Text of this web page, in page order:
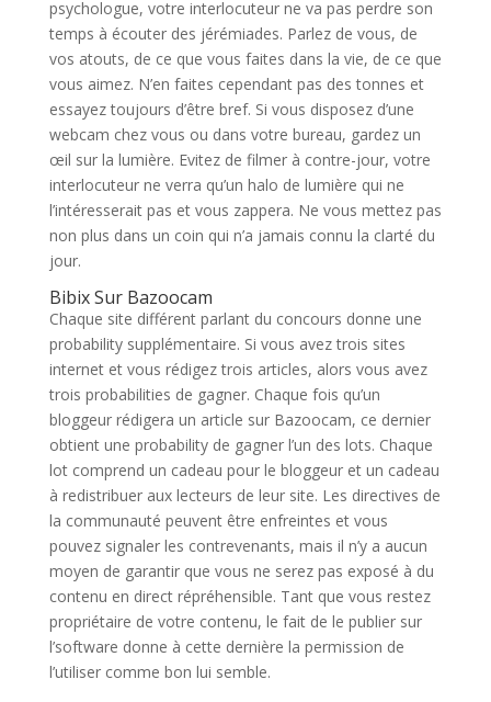
psychologue, votre interlocuteur ne va pas perdre son
temps à écouter des jérémiades. Parlez de vous, de
vos atouts, de ce que vous faites dans la vie, de ce que
vous aimez. N’en faites cependant pas des tonnes et
essayez toujours d’être bref. Si vous disposez d’une
webcam chez vous ou dans votre bureau, gardez un
œil sur la lumière. Evitez de filmer à contre-jour, votre
interlocuteur ne verra qu’un halo de lumière qui ne
l’intéresserait pas et vous zappera. Ne vous mettez pas
non plus dans un coin qui n’a jamais connu la clarté du
jour.
Bibix Sur Bazoocam
Chaque site différent parlant du concours donne une
probability supplémentaire. Si vous avez trois sites
internet et vous rédigez trois articles, alors vous avez
trois probabilities de gagner. Chaque fois qu’un
bloggeur rédigera un article sur Bazoocam, ce dernier
obtient une probability de gagner l’un des lots. Chaque
lot comprend un cadeau pour le bloggeur et un cadeau
à redistribuer aux lecteurs de leur site. Les directives de
la communauté peuvent être enfreintes et vous
pouvez signaler les contrevenants, mais il n’y a aucun
moyen de garantir que vous ne serez pas exposé à du
contenu en direct répréhensible. Tant que vous restez
propriétaire de votre contenu, le fait de le publier sur
l’software donne à cette dernière la permission de
l’utiliser comme bon lui semble.